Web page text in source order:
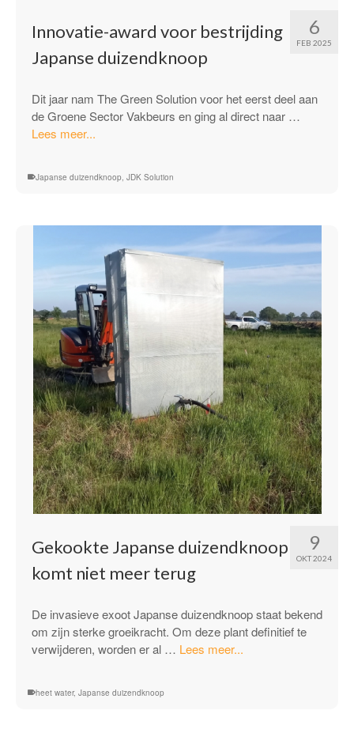
6
FEB 2025
Innovatie-award voor bestrijding
Japanse duizendknoop
Dit jaar nam The Green Solution voor het eerst deel aan
de Groene Sector Vakbeurs en ging al direct naar …
Lees meer...
bestrijding
Japanse duizendknoop, JDK Solution
9
OKT 2024
Gekookte Japanse duizendknoop
komt niet meer terug
De invasieve exoot Japanse duizendknoop staat bekend
om zijn sterke groeikracht. Om deze plant definitief te
verwijderen, worden er al … Lees meer...
heet water, Japanse duizendknoop